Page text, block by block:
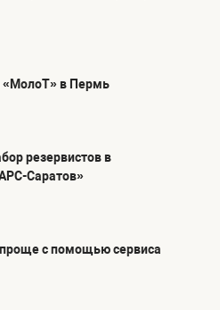
«МолоТ» в Пермь
резервистов в
Саратов»
с помощью сервиса